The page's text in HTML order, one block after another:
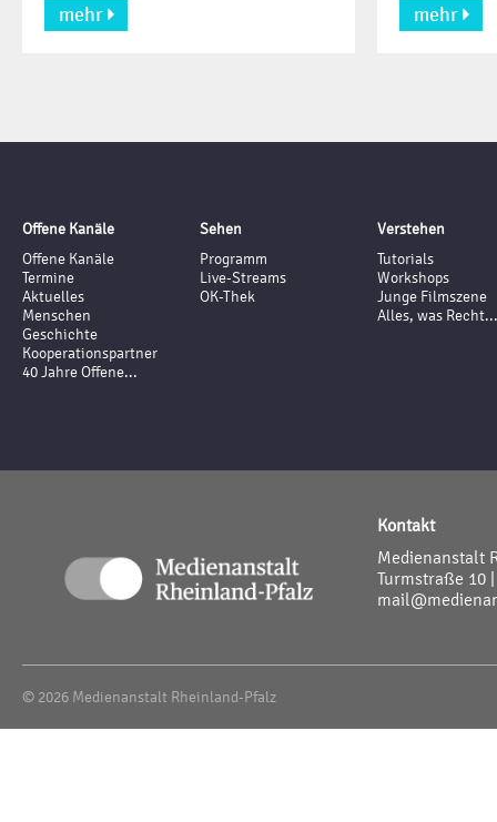
mehr  mehr 
Offene Kanäle
Offene Kanäle
Termine
Aktuelles
Menschen
Geschichte
Kooperationspartner
40 Jahre Offene...
Sehen
Programm
Live-Streams
OK-Thek
Verstehen
Tutorials
Workshops
Junge Filmszene
Alles, was Recht...
Kontakt
Medienanstalt
Turmstraße 10
© 2026 Medienanstalt Rheinland-Pfalz